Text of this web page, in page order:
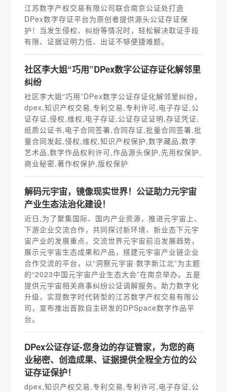
江苏数字产权交易有限公司联合南京公证处打造
DPex数字存证平台为原创者提供源头公证存证保
护！当发生侵权、纠纷等情况时，轻松解决取证手段
有限、证据证明力低、出证不够便捷难题。
社区李大姐“巧用”DPex数字公证存证化解邻里
纠纷
社区李大姐“巧用”DPex数字公证存证化解邻里纠纷，
dpex,知识产权交易,专利交易,专利许可,电子存证,公
证存证,侵权,维权,电子存证,公证存证证明,存证凭证,
纸质公证书,电子合同签署,合同存证,批量合同签署,批
量合同发起,侵权,维权,知识产权保护,数字藏品,数字
艺术品,数字作品权利许可,作品源头保护,先用权保护,
商业秘密,著作权保护,版权保护
解码元宇宙，镜像现实世界！公证助力元宇宙
产业生态法治化建设！
近日,为了聚集国际、国内产业资源，推进元宇宙上、
下游企业交流合作，共同探讨新环境、新业态下元宇
宙产业的发展重点，交流世界元宇宙前沿发展趋势，
展示元宇宙生态成果和产品，搭建元宇宙产业链企业
合作交流的平台，以“洞察元宇宙·数字新江北”为主题
的“2023中国元宇宙产业生态大会”在南京举办。五是
提供元宇宙相关商事纠纷公证调解服务。助力数字化
升级，实现数字时代转型的江苏数字产权交易有限公
司，宣布推出首款自主研发的DPSpace数字作品平
台。
DPex公证存证-您身边的存证管家，为您的商
业秘密、创造成果、证据提供全程全方位的公
证存证保护！
dpex,知识产权交易,专利交易,专利许可,电子存证,公